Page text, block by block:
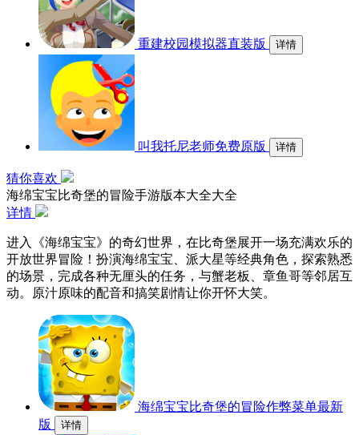
重建校园模拟器直装版 详情
叫我托尼老师免费原版 详情
猜你喜欢
海绵宝宝比奇堡的冒险手游版本大全大全
详情
进入《海绵宝宝》的奇幻世界，在比奇堡展开一场充满欢乐的
开放世界冒险！扮演海绵宝宝、派大星等经典角色，探索熟悉
的场景，完成各种无厘头的任务，与蟹老板、章鱼哥等邻居互
动。原汁原味的配音和搞笑剧情让你开怀大笑。
海绵宝宝比奇堡的冒险作弊菜单最新
版
详情